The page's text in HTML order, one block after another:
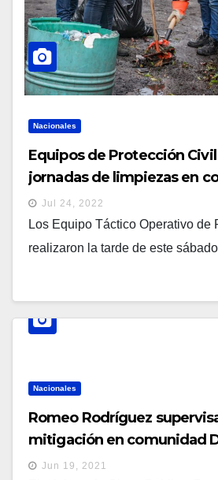
Nacionales
Equipos de Protección
jornadas de limpiezas en
riesgo de inundaciones
Jul 24, 2022
Los Equipo Táctico Operativo de
realizaron la tarde de este
Nacionales
Romeo Rodríguez
mitigación en comunidad
de Barrio San Jacinto
Jun 19, 2021